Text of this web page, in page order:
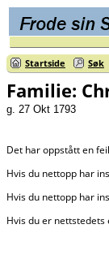
Startside Søk
Familie:
g. 27 Okt 1793
Det har oppstått en
Hvis du nettopp har
Hvis du nettopp har
Hvis du er